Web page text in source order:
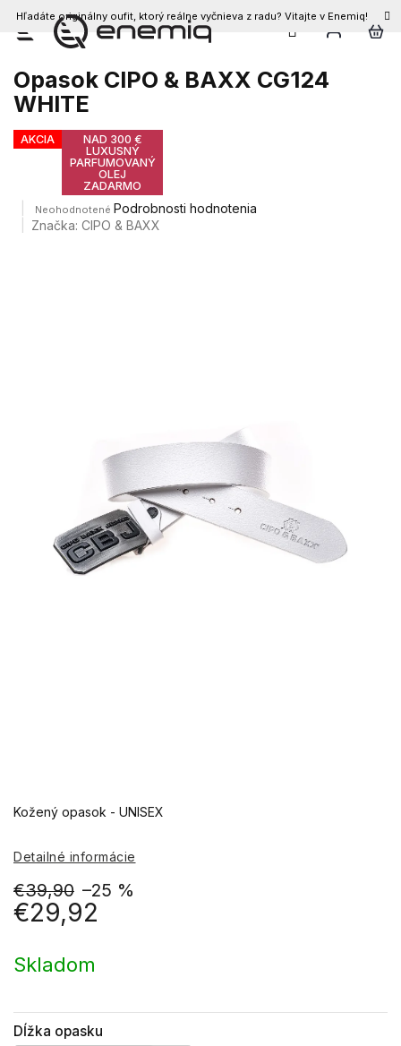
Prejsť
obsah
Hľadáte originálny oufit, ktorý reálne vyčnieva z radu? Vitajte v Enemiq!
Opasok CIPO & BAXX CG124
WHITE
AKCIA
NAD 300 €
LUXUSNÝ
PARFUMOVANÝ
OLEJ
ZADARMO
Priemerné
hodnotenie
Neohodnotené Podrobnosti hodnotenia
Značka:CIPO & BAXX
€39,90 –25 %
€29,92
cena:
Skladom
Dĺžka opasku
Kožený opasok - UNISEX
Detailné informácie